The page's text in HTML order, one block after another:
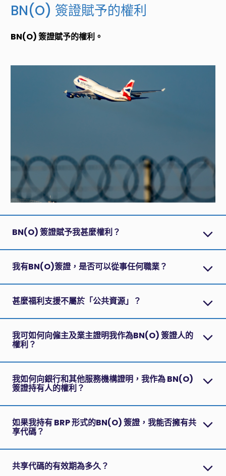
BN(O) 簽證賦予的權利
BN(O) 簽證賦予的權利。
BN(O) 簽證賦予我甚麼權利？
我有BN(O)簽證，是否可以從事任何職業？
甚麼福利支援不屬於「公共資源」？
我可如何向僱主及業主證明我作為BN(O) 簽證人的
權利？
我如何向銀行和其他服務機構證明，我作為 BN(O)
簽證持有人的權利？
如果我持有 BRP 形式的BN(O) 簽證，我能否擁有共
享代碼？
共享代碼的有效期為多久？